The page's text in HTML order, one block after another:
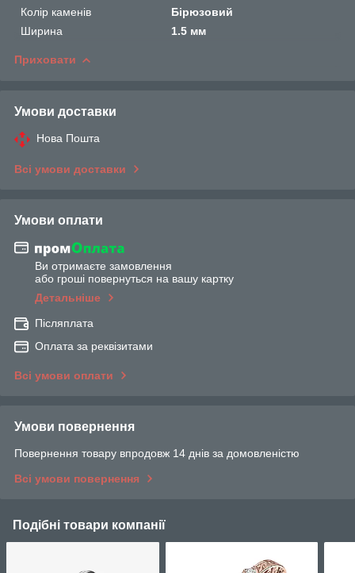
Колір каменів
Бірюзовий
Ширина
1.5 мм
Приховати
Умови доставки
Нова Пошта
Всі умови доставки
Умови оплати
Ви отримаєте замовлення
або гроші повернуться на вашу картку
Детальніше
Післяплата
Оплата за реквізитами
Всі умови оплати
Умови повернення
Повернення товару впродовж 14 днів за домовленістю
Всі умови повернення
Подібні товари компанії